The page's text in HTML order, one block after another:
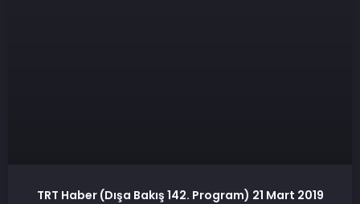
TRT Haber (Dışa Bakış 142. Program) 21 Mart 2019